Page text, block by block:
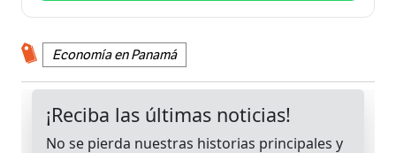
Economía en Panamá